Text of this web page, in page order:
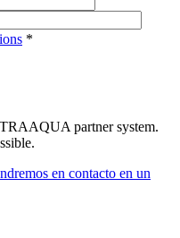
*
partner system.
en contacto en un